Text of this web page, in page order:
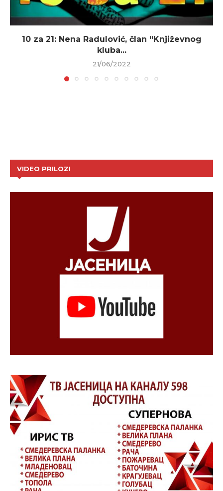
10 za 21: Nena Radulović, član “Književnog
kluba...
21/06/2022
VIDEO PRILOZI